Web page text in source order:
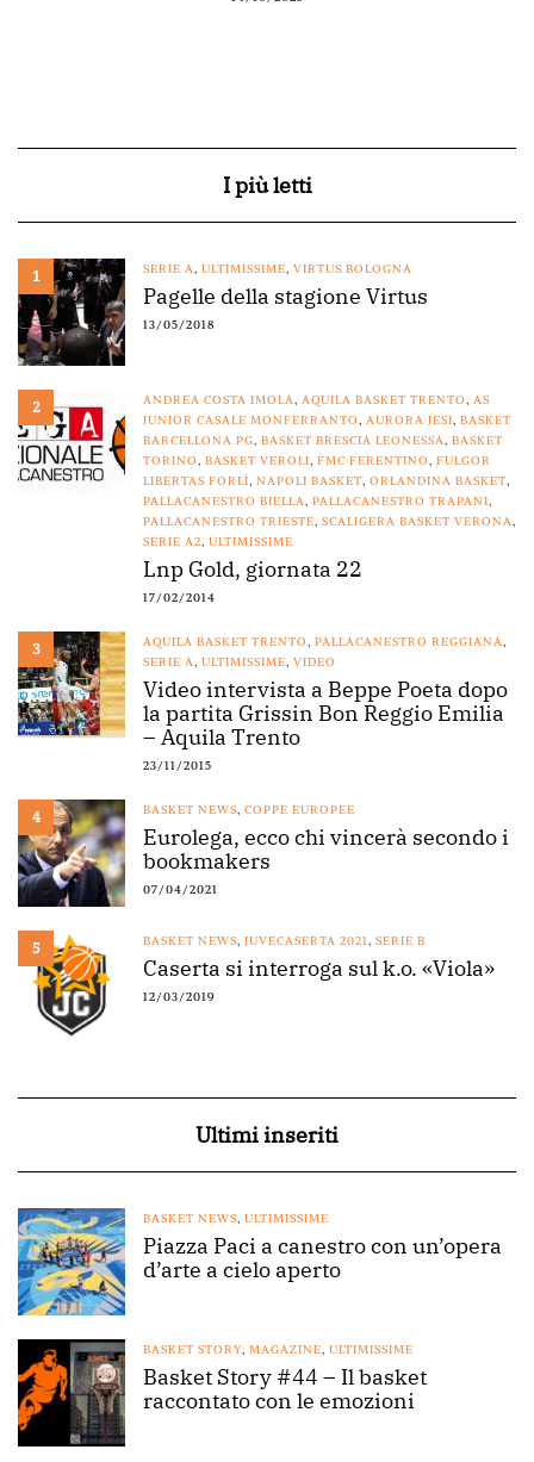
I più letti
1 SERIE A, ULTIMISSIME, VIRTUS BOLOGNA
Pagelle della stagione Virtus
13/05/2018
2 ANDREA COSTA IMOLA, AQUILA BASKET TRENTO, AS
JUNIOR CASALE MONFERRANTO, AURORA JESI, BASKET
BARCELLONA PG, BASKET BRESCIA LEONESSA, BASKET
TORINO, BASKET VEROLI, FMC FERENTINO, FULGOR
LIBERTAS FORLÌ, NAPOLI BASKET, ORLANDINA BASKET,
PALLACANESTRO BIELLA, PALLACANESTRO TRAPANI,
PALLACANESTRO TRIESTE, SCALIGERA BASKET VERONA,
SERIE A2, ULTIMISSIME
Lnp Gold, giornata 22
17/02/2014
3 AQUILA BASKET TRENTO, PALLACANESTRO REGGIANA,
SERIE A, ULTIMISSIME, VIDEO
Video intervista a Beppe Poeta dopo
la partita Grissin Bon Reggio Emilia
– Aquila Trento
23/11/2015
4 BASKET NEWS, COPPE EUROPEE
Eurolega, ecco chi vincerà secondo i
bookmakers
07/04/2021
5 BASKET NEWS, JUVECASERTA 2021, SERIE B
Caserta si interroga sul k.o. «Viola»
12/03/2019
Ultimi inseriti
BASKET NEWS, ULTIMISSIME
Piazza Paci a canestro con un’opera
d’arte a cielo aperto
BASKET STORY, MAGAZINE, ULTIMISSIME
Basket Story #44 – Il basket
raccontato con le emozioni